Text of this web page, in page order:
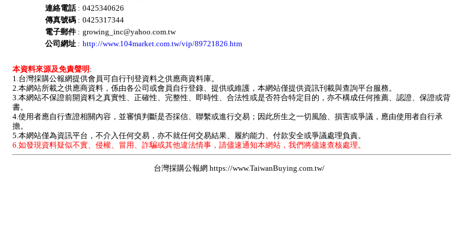
連絡電話: 0425340626
傳真號碼 : 0425317344
電子郵件 : growing_inc@yahoo.com.tw
公司網址 : http://www.104market.com.tw/vip/89721826.htm
本資料來源及免責聲明 :
1.台灣採購公報網提供會員可自行刊登資料之供應商資料庫。
2.本網站所載之供應商資料，係由各公司或會員自行登錄、提供或維護，本網站僅提供資訊刊載與查詢平台服務。
3.本網站不保證前開資料之真實性、正確性、完整性、即時性、合法性或是否符合特定目的，亦不構成任何推薦、認證、保證或背
書。
4.使用者應自行查證相關內容，並審慎判斷是否採信、聯繫或進行交易；因此所生之一切風險、損害或爭議，應由使用者自行承
擔。
5.本網站僅為資訊平台，不介入任何交易，亦不就任何交易結果、履約能力、付款安全或爭議處理負責。
6.如發現資料疑似不實、侵權、冒用、詐騙或其他違法情事，請儘速通知本網站，我們將儘速查核處理。
台灣採購公報網 https://www.TaiwanBuying.com.tw/